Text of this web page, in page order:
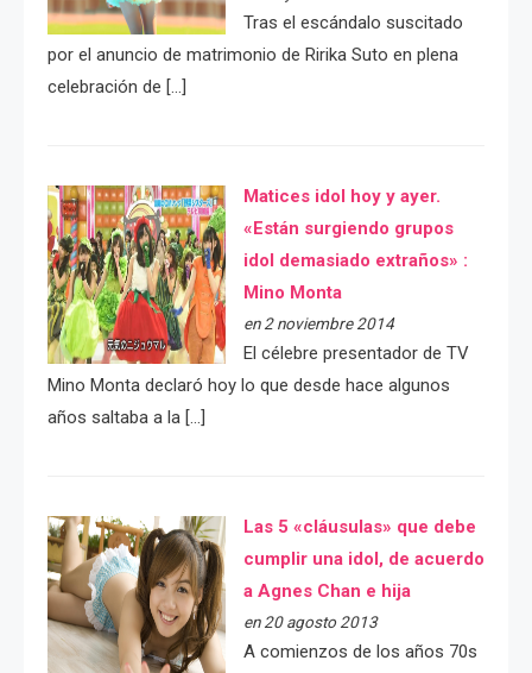
Tras el escándalo suscitado
por el anuncio de matrimonio de Ririka Suto en plena
celebración de […]
Matices idol hoy y ayer.
«Están surgiendo grupos
idol demasiado extraños» :
Mino Monta
en 2 noviembre 2014
El célebre presentador de TV
Mino Monta declaró hoy lo que desde hace algunos
años saltaba a la […]
Las 5 «cláusulas» que debe
cumplir una idol, de acuerdo
a Agnes Chan e hija
en 20 agosto 2013
A comienzos de los años 70s